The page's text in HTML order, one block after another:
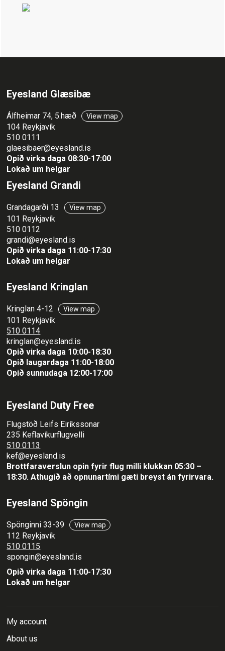
Eyesland Glæsibæ
Álfheimar 74, 5.hæð View map
104 Reykjavík
510 0111
glaesibaer@eyesland.is
Opið virka daga 08:30-17:00
Lokað um helgar
Eyesland Grandi
Grandagarði 13 View map
101 Reykjavík
510 0112
grandi@eyesland.is
Opið virka daga 11:00-17:30
Lokað um helgar
Eyesland Kringlan
Kringlan 4-12 View map
101 Reykjavík
510 0114
kringlan@eyesland.is
Opið virka daga 10:00-18:30
Opið laugardaga 11:00-18:00
Opið sunnudaga 12:00-17:00
Eyesland Duty Free
Flugstöð Leifs Eiríkssonar
235 Keflavíkurflugvelli
510 0113
kef@eyesland.is
Brottfaraverslun opin fyrir flug milli klukkan 05:30 –
18:30.Athugið að opnunartími gæti breyst án fyrirvara.
Eyesland Spöngin
Spönginni 33-39 View map
112 Reykjavík
510 0115
spongin@eyesland.is
Opið virka daga 11:00-17:30
Lokað um helgar
My account
About us